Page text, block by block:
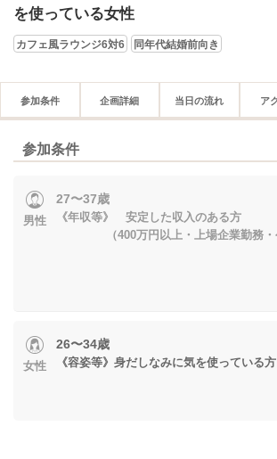
を使っている女性
カフェ風ラウンジ6対6 同年代結婚前向き
参加条件 企画詳細 当日の流れ ア
参加条件
男性
27〜37歳
《年収等》 安定した収入のある方
（400万円以上・上場企業勤務・公
女性
26〜34歳
《容姿等》身だしなみに気を使っている方